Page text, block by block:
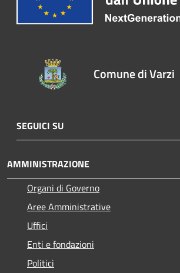
Comune di Varzi
SEGUICI SU
AMMINISTRAZIONE
Organi di Governo
Aree Amministrative
Uffici
Enti e fondazioni
Politici